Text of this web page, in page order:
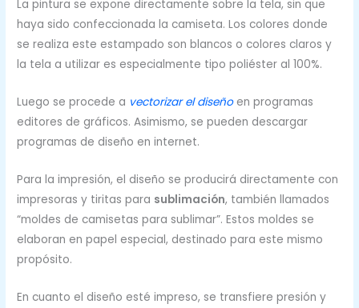
La pintura se expone directamente sobre la tela, sin que
haya sido confeccionada la camiseta. Los colores donde
se realiza este estampado son blancos o colores claros y
la tela a utilizar es especialmente tipo poliéster al 100%.
Luego se procede a vectorizar el diseñoen programas
editores de gráficos. Asimismo, se pueden descargar
programas de diseño en internet.
Para la impresión, el diseño se producirá directamente con
impresoras y tiritas para sublimación, también llamados
“moldes de camisetas para sublimar”. Estos moldes se
elaboran en papel especial, destinado para este mismo
propósito.
En cuanto el diseño esté impreso, se transfiere presión y